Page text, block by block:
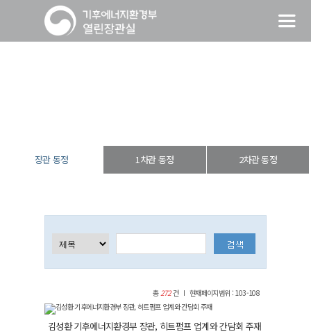
장관 동정 1차관 동정 2차관 동정
총272건 현재페이지범위 : 103-108
김성환 기후에너지환경부 장관, 히트펌프 업계와 간담회 주재